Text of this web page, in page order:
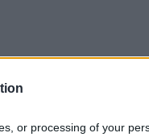
or processing of your